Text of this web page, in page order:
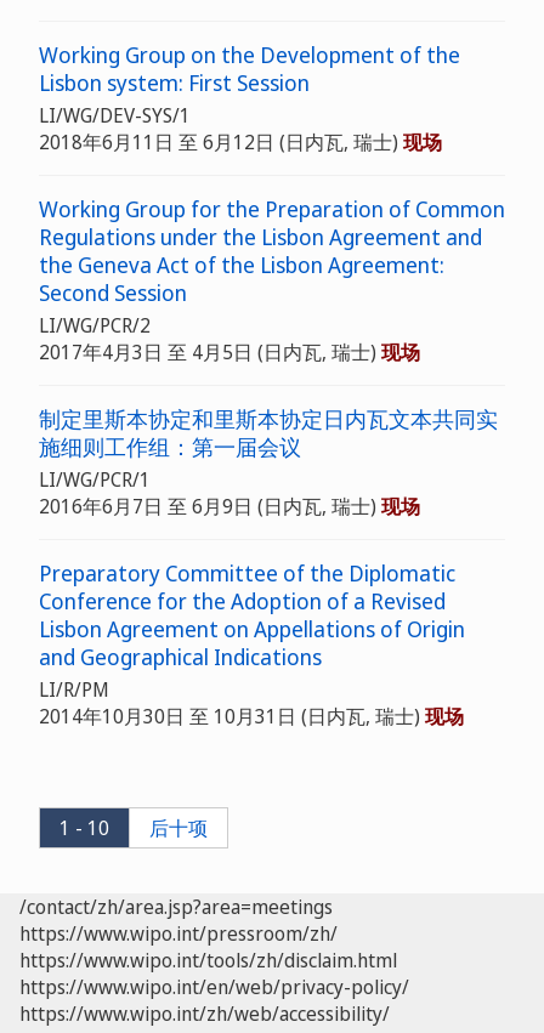
Working Group on the Development of the
Lisbon system: First Session
LI/WG/DEV-SYS/1
2018年6月11日 至 6月12日 (日内瓦, 瑞士) 现场
Working Group for the Preparation of Common
Regulations under the Lisbon Agreement and
the Geneva Act of the Lisbon Agreement:
Second Session
LI/WG/PCR/2
2017年4月3日 至 4月5日 (日内瓦, 瑞士) 现场
制定里斯本协定和里斯本协定日内瓦文本共同实
施细则工作组：第一届会议
LI/WG/PCR/1
2016年6月7日 至 6月9日 (日内瓦, 瑞士) 现场
Preparatory Committee of the Diplomatic
Conference for the Adoption of a Revised
Lisbon Agreement on Appellations of Origin
and Geographical Indications
LI/R/PM
2014年10月30日 至 10月31日 (日内瓦, 瑞士) 现场
1 - 10 后十项
/contact/zh/area.jsp?area=meetings
https://www.wipo.int/pressroom/zh/
https://www.wipo.int/tools/zh/disclaim.html
https://www.wipo.int/en/web/privacy-policy/
https://www.wipo.int/zh/web/accessibility/